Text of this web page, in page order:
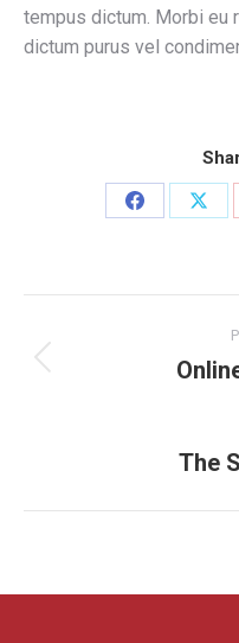
tempus dictum. Morbi eu
dictum purus vel
Share
navigation
The